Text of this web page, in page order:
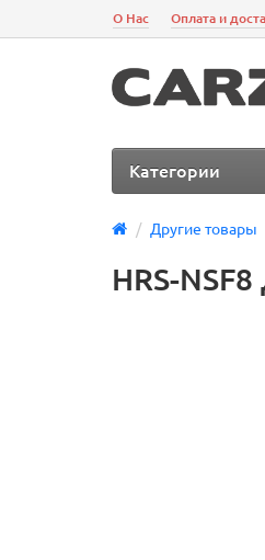
О Нас Оплата и
Категории
Другие товары
HRS-